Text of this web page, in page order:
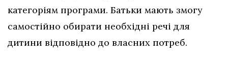
категоріям програми. Батьки мають змогу
самостійно обирати необхідні речі для
дитини відповідно до власних потреб.